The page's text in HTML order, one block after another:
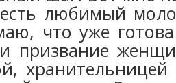
любимый
что уже
призвание
хранительницей